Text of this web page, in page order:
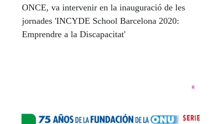
ONCE, va intervenir en la inauguració de les
jornades 'INCYDE School Barcelona 2020:
Emprendre a la Discapacitat'